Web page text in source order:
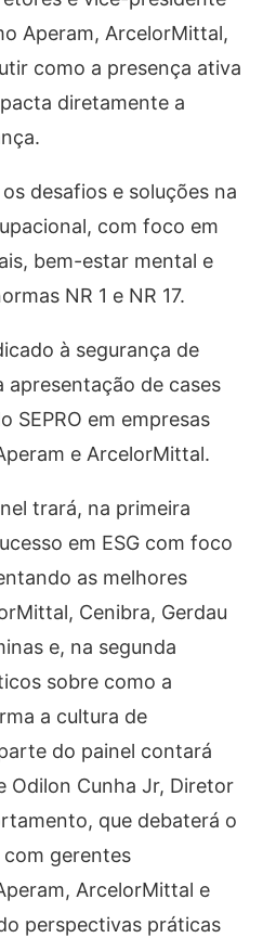
Aperam, ArcelorMittal,
como a presença ativa
diretamente a
desafios e soluções na
com foco em
bem-estar mental e
NR 1 e NR 17.
à segurança de
apresentação de cases
SEPRO em empresas
e ArcelorMittal.
trará, na primeira
em ESG com foco
as melhores
Cenibra, Gerdau
e, na segunda
sobre como a
a cultura de
do painel contará
Odilon Cunha Jr, Diretor
que debaterá o
gerentes
ArcelorMittal e
perspectivas práticas